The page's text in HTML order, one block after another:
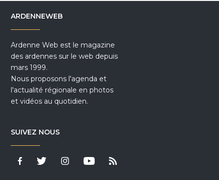
ARDENNEWEB
Ardenne Web est le magazine
des ardennes sur le web depuis
mars 1999.
Nous proposons l'agenda et
l'actualité régionale en photos
et vidéos au quotidien.
SUIVEZ NOUS